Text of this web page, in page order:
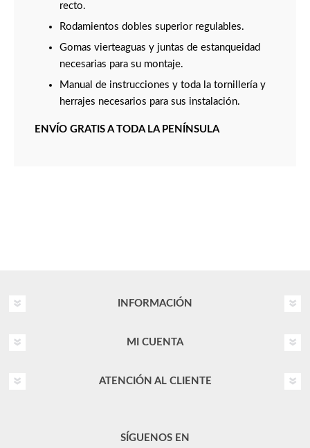
recto.
Rodamientos dobles superior regulables.
Gomas vierteaguas y juntas de estanqueidad
necesarias para su montaje.
Manual de instrucciones y toda la tornillería y
herrajes necesarios para sus instalación.
ENVÍO GRATIS A TODA LA PENÍNSULA
INFORMACIÓN
MI CUENTA
ATENCIÓN AL CLIENTE
SÍGUENOS EN